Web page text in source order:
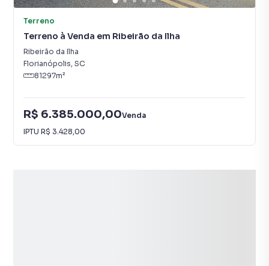
Terreno
Terreno à Venda em Ribeirão da Ilha
Ribeirão da Ilha
Florianópolis, SC
81297m²
R$ 6.385.000,00Venda
IPTU R$ 3.428,00